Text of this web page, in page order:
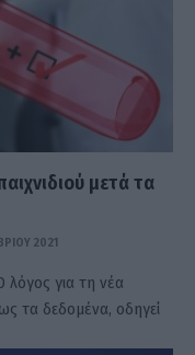
μετά τα
2021
λόγος για τη νέα
τα δεδομένα, οδηγεί